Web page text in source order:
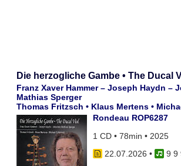
Die herzogliche Gambe • The Ducal
Franz Xaver Hammer – Joseph Haydn –
Mathias Sperger
Thomas Fritzsch • Klaus Mertens •
Rondeau ROP6287
1 CD • 78min • 2025
22.07.2026 •
9 9